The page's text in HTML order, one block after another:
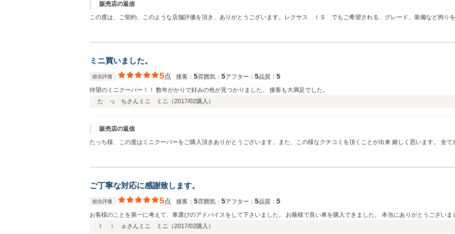
販売店の返信
この度は、ご契約、このような店舗評価を頂き、ありがとうございます。レクサス ＩＳ でもご希望される、グレード、装備など拘り
ミニ買いました。
総合評価 5点 接客： 5雰囲気： 5アフター： 5品質： 5
待望のミニクーパー！！ 数年がかりで好みの色が見つかりました。 接客も大満足でした。
た っ ちさん ミニ ミニ（2017/02購入）
販売店の返信
たっち様、この度はミニクーパーをご購入頂きありがとうございます。また、この様なクチコミを頂くことが出来 嬉しく思います。 全
ご丁寧な対応に感謝致します。
総合評価 5点 接客： 5雰囲気： 5アフター： 5品質： 5
お客様のことを第一に考えて、車選びのアドバイスをして下さいました。 お蔭様で良い車を購入できました。 本当にありがとうございま
ｌ ｉ ｐさん ミニ ミニ（2017/02購入）